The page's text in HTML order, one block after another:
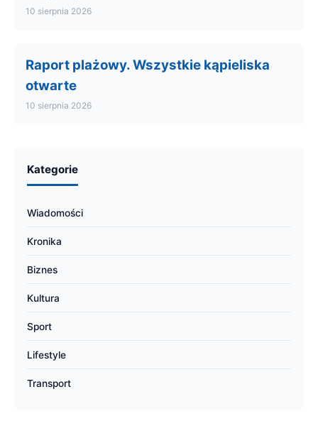
10 sierpnia 2026
Raport plażowy. Wszystkie kąpieliska
otwarte
10 sierpnia 2026
Kategorie
Wiadomości
Kronika
Biznes
Kultura
Sport
Lifestyle
Transport